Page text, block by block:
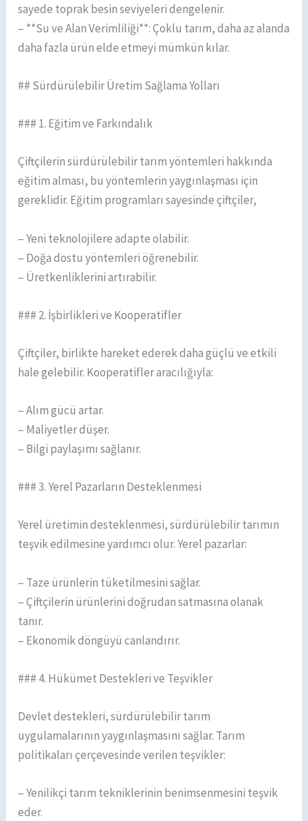
sayede toprak besin seviyeleri dengelenir.
– **Su ve Alan Verimliliği**: Çoklu tarım, daha az alanda
daha fazla ürün elde etmeyi mümkün kılar.
## Sürdürülebilir Üretim Sağlama Yolları
### 1. Eğitim ve Farkındalık
Çiftçilerin sürdürülebilir tarım yöntemleri hakkında
eğitim alması, bu yöntemlerin yaygınlaşması için
gereklidir. Eğitim programları sayesinde çiftçiler,
– Yeni teknolojilere adapte olabilir.
– Doğa dostu yöntemleri öğrenebilir.
– Üretkenliklerini artırabilir.
### 2. İşbirlikleri ve Kooperatifler
Çiftçiler, birlikte hareket ederek daha güçlü ve etkili
hale gelebilir. Kooperatifler aracılığıyla:
– Alım gücü artar.
– Maliyetler düşer.
– Bilgi paylaşımı sağlanır.
### 3. Yerel Pazarların Desteklenmesi
Yerel üretimin desteklenmesi, sürdürülebilir tarımın
teşvik edilmesine yardımcı olur. Yerel pazarlar:
– Taze ürünlerin tüketilmesini sağlar.
– Çiftçilerin ürünlerini doğrudan satmasına olanak
tanır.
– Ekonomik döngüyü canlandırır.
### 4. Hükümet Destekleri ve Teşvikler
Devlet destekleri, sürdürülebilir tarım
uygulamalarının yaygınlaşmasını sağlar. Tarım
politikaları çerçevesinde verilen teşvikler:
– Yenilikçi tarım tekniklerinin benimsenmesini teşvik
eder.